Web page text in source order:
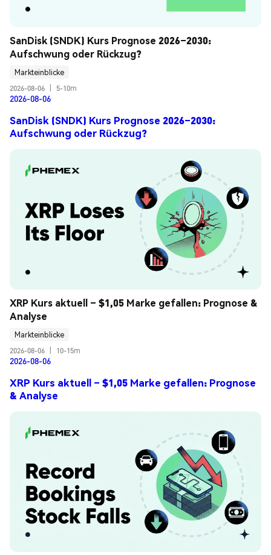
SanDisk (SNDK) Kurs Prognose 2026–2030:
Aufschwung oder Rückzug?
Markteinblicke
2026-08-06
5-10m
2026-08-06
SanDisk (SNDK) Kurs Prognose 2026–2030:
Aufschwung oder Rückzug?
XRP Kurs aktuell – $1,05 Marke gefallen: Prognose &
Analyse
Markteinblicke
2026-08-06
10-15m
2026-08-06
XRP Kurs aktuell – $1,05 Marke gefallen: Prognose
& Analyse